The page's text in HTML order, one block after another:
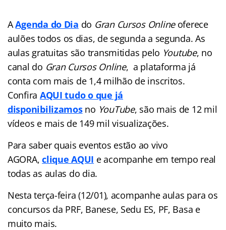
AAgenda do Dia do Gran Cursos Online oferece
aulões todos os dias, de segunda a segunda. As
aulas gratuitas são transmitidas pelo Youtube, no
canal do Gran Cursos Online, a plataforma já
conta com mais de 1,4 milhão de inscritos.
Confira AQUI tudo o que já
disponibilizamosno YouTube, são mais de 12 mil
vídeos e mais de 149 mil visualizações.
Para saber quais eventos estão ao vivo
AGORA,clique AQUI e acompanhe em tempo real
todas as aulas do dia.
Nesta terça-feira (12/01), acompanhe aulas para os
concursos da PRF, Banese, Sedu ES, PF, Basa e
muito mais.